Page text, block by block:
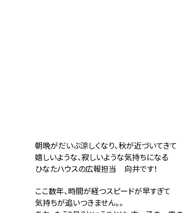
朝晩がだいぶ涼しくなり、秋が近づいてきて
嬉しいような、寂しいような気持ちになる
ひなたハウスの広報担当 向井です！
ここ数年、時間が経つスピードが早すぎて
気持ちが追いつきません。。